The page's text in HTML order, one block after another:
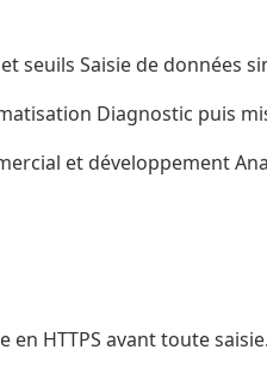
seuils Saisie de données
Diagnostic puis
et développement
en HTTPS avant toute